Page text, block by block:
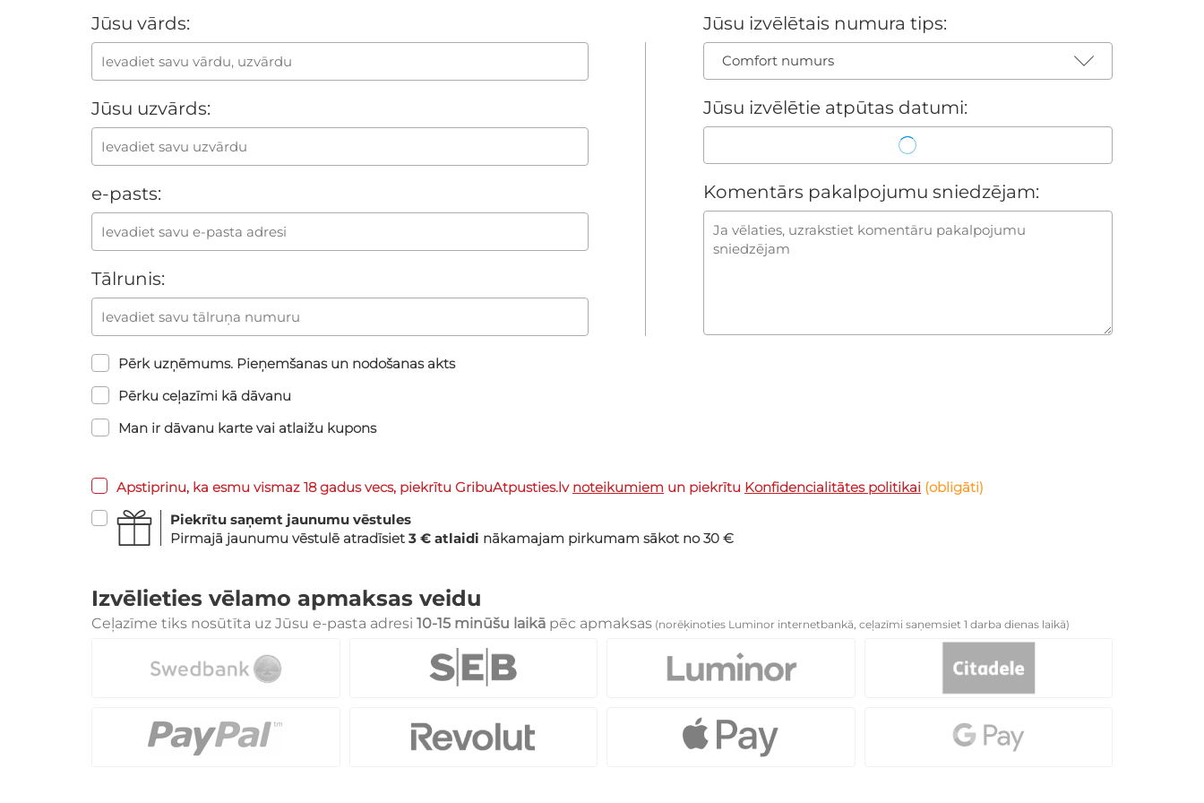
Jūsu vārds:
Jūsu uzvārds:
e-pasts:
Tālrunis:
Jūsu izvēlētais numura tips:
Comfort numurs
Jūsu izvēlētie atpūtas datumi:
Komentārs pakalpojumu sniedzējam:
Pērk uzņēmums. Pieņemšanas un nodošanas akts
Pērku ceļazīmi kā dāvanu
Man ir dāvanu karte vai atlaižu kupons
Apstiprinu, ka esmu vismaz 18 gadus vecs, piekrītu GribuAtpusties.lv noteikumiem un piekrītu Konfidencialitātes politikai (obligāti)
Piekrītu saņemt jaunumu vēstules
Pirmajā jaunumu vēstulē atradīsiet 3 € atlaidi nākamajam pirkumam sākot no 30 €
Izvēlieties vēlamo apmaksas veidu
Ceļazīme tiks nosūtīta uz Jūsu e-pasta adresi 10-15 minūšu laikā pēc apmaksas (norēķinoties Luminor internetbankā, ceļazīmi saņemsiet 1 darba dienas laikā)